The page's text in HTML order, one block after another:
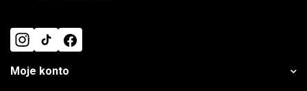
Moje konto